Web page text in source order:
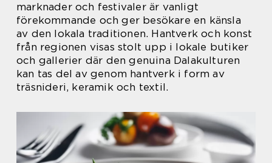
marknader och festivaler är vanligt
förekommande och ger besökare en känsla
av den lokala traditionen. Hantverk och konst
från regionen visas stolt upp i lokale butiker
och gallerier där den genuina Dalakulturen
kan tas del av genom hantverk i form av
träsnideri, keramik och textil.